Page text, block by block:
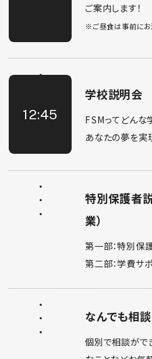
ご案内します！
※ご昼食は事前にお
12:45
学校説明会
FSMってどんな
あなたの夢を実
特別保護者
業）
第一部：特別保
第二部：学費サ
なんでも相
個別で相談がで